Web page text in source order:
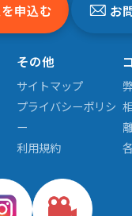
申込む お
その他
サイトマップ
プライバシーポリシ
ー
利用規約